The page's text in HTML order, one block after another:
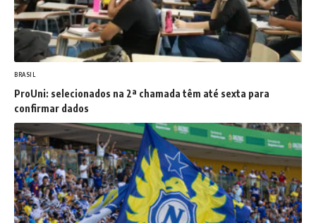
BRASIL
ProUni: selecionados na 2ª chamada têm até sexta para
confirmar dados